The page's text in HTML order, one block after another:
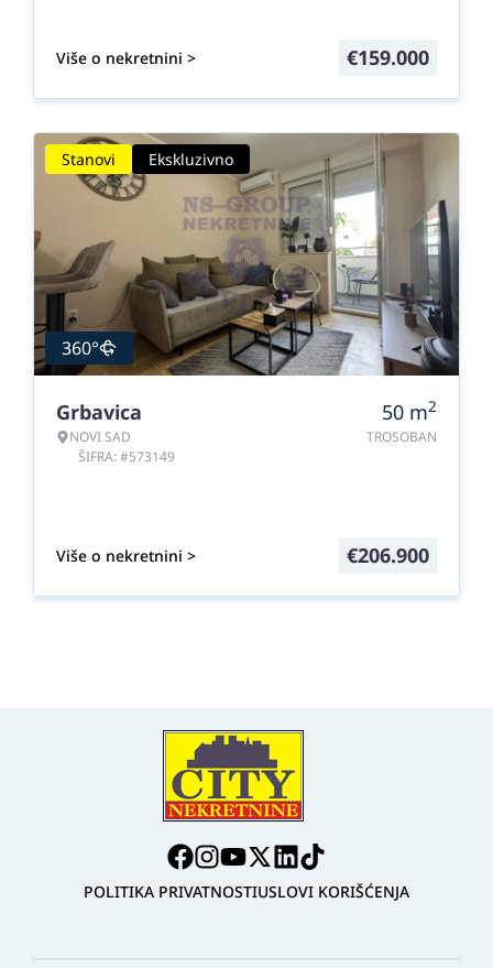
Više o nekretnini > €159.000
Stanovi Ekskluzivno
360°
Grbavica
NOVI SAD
ŠIFRA: #573149
50 m2
TROSOBAN
Više o nekretnini > €206.900
POLITIKA PRIVATNOSTIUSLOVI KORIŠĆENJA